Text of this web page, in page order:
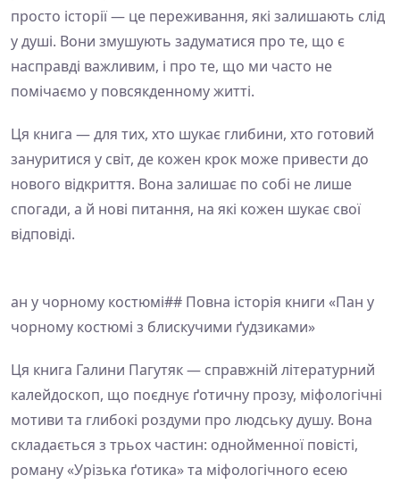
просто історії — це переживання, які залишають слід
у душі. Вони змушують задуматися про те, що є
насправді важливим, і про те, що ми часто не
помічаємо у повсякденному житті.
Ця книга — для тих, хто шукає глибини, хто готовий
зануритися у світ, де кожен крок може привести до
нового відкриття. Вона залишає по собі не лише
спогади, а й нові питання, на які кожен шукає свої
відповіді.
ан у чорному костюмі## Повна історія книги «Пан у
чорному костюмі з блискучими ґудзиками»
Ця книга Галини Пагутяк — справжній літературний
калейдоскоп, що поєднує ґотичну прозу, міфологічні
мотиви та глибокі роздуми про людську душу. Вона
складається з трьох частин: однойменної повісті,
роману «Урізька ґотика» та міфологічного есею